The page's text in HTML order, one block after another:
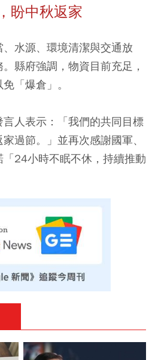
盼中秋返家
水源、環境清潔與交通放
縣府強調，物資目前充足，
「爆倉」。
人表示：「我們的共同目標
過節。」並再次感謝國軍、
24小時不眠不休，持續推動